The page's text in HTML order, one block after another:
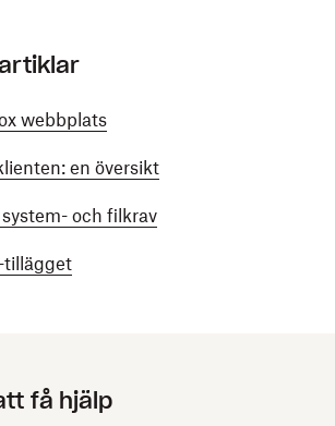
webbplats
en översikt
och filkrav
tillägget
få hjälp